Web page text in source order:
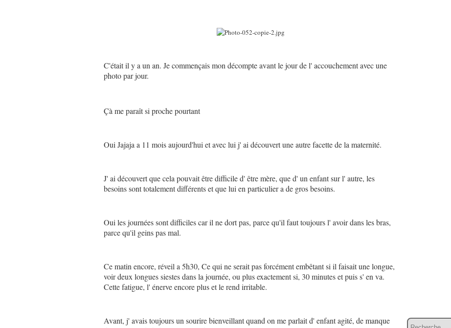
C'était il y a un an. Je commençais mon décompte avant le jour de l' accouchement avec une
photo par jour.
Çà me paraît si proche pourtant
Oui Jajaja a 11 mois aujourd'hui et avec lui j' ai découvert une autre facette de la maternité.
J' ai découvert que cela pouvait être difficile d' être mère, que d' un enfant sur l' autre, les
besoins sont totalement différents et que lui en particulier a de gros besoins.
Oui les journées sont difficiles car il ne dort pas, parce qu'il faut toujours l' avoir dans les bras,
parce qu'il geins pas mal.
Ce matin encore, réveil a 5h30, Ce qui ne serait pas forcément embêtant si il faisait une longue,
voir deux longues siestes dans la journée, ou plus exactement si, 30 minutes et puis s' en va.
Cette fatigue, l' énerve encore plus et le rend irritable.
Avant, j' avais toujours un sourire bienveillant quand on me parlait d' enfant agité, de manque